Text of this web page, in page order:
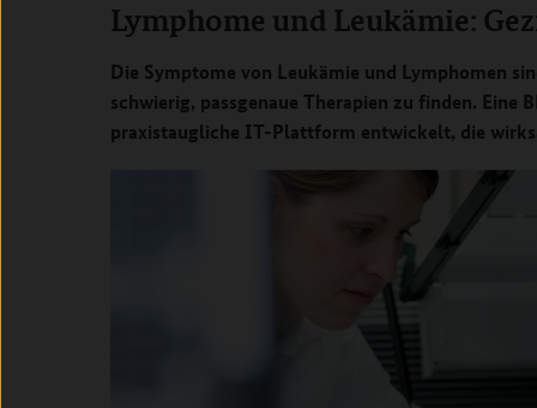
Lymphome und Leukämie:
Die Symptome von Leukämie und Lymphomen
schwierig, passgenaue Therapien zu finden. Eine
praxistaugliche IT-Plattform entwickelt, die